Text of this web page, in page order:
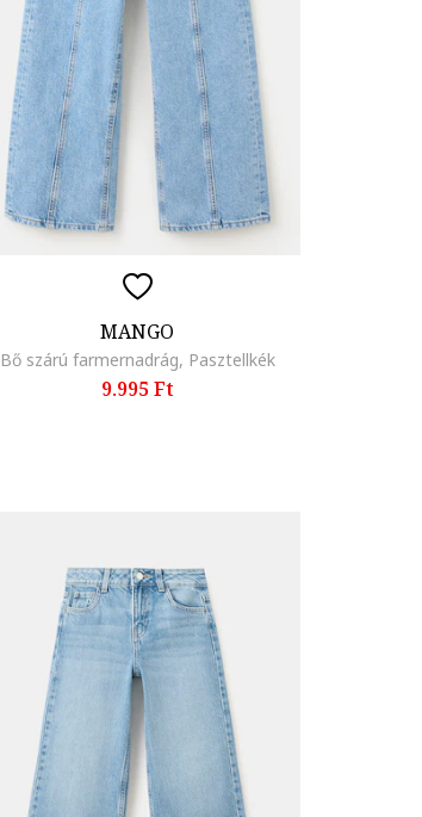
MANGO
Bő szárú farmernadrág, Pasztellkék
9.995 Ft